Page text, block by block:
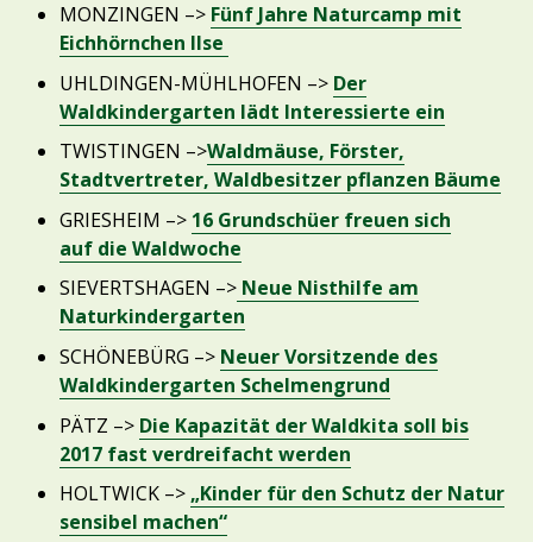
MONZINGEN –> Fünf Jahre Naturcamp mit
Eichhörnchen Ilse
UHLDINGEN-MÜHLHOFEN –> Der
Waldkindergarten lädt Interessierte ein
TWISTINGEN –>Waldmäuse, Förster,
Stadtvertreter, Waldbesitzer pflanzen Bäume
GRIESHEIM –> 16 Grundschüer freuen sich
auf die Waldwoche
SIEVERTSHAGEN –>Neue Nisthilfe am
Naturkindergarten
SCHÖNEBÜRG –> Neuer Vorsitzende des
Waldkindergarten Schelmengrund
PÄTZ –> Die Kapazität der Waldkita soll bis
2017 fast verdreifacht werden
HOLTWICK –> „Kinder für den Schutz der Natur
sensibel machen“